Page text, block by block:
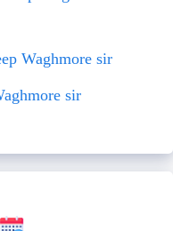
Waghmore sir
sir